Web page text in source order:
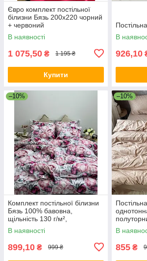
Євро комплект постільної
білизни Бязь 200x220 чорний
+ червоний
В наявності
1 075,50 ₴ 1 195 ₴
Купити
В
926,10
–10%
Комплект постільної білизни
Бязь 100% бавовна,
щільність 130 г/м²,
полуторний, двоспальний,
євро та сімейнийКомплект
В наявності
899,10 ₴ 999 ₴
–10%
євро
В
855 ₴